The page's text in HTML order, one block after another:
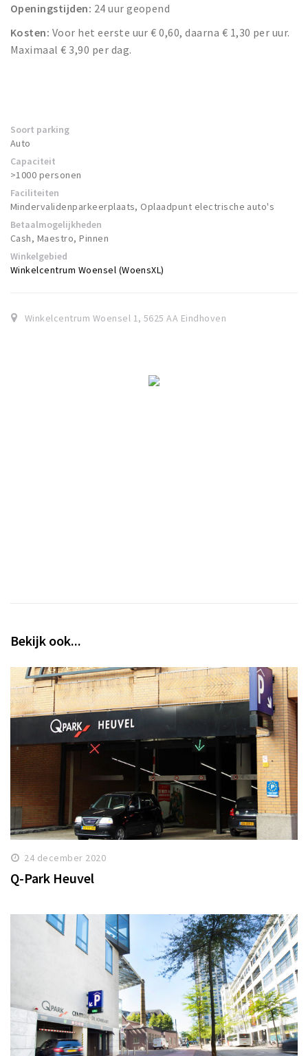
Openingstijden: 24 uur geopend
Kosten: Voor het eerste uur € 0,60, daarna € 1,30 per uur.
Maximaal € 3,90 per dag.
Soort parking
Auto
Capaciteit
>1000 personen
Faciliteiten
Mindervalidenparkeerplaats, Oplaadpunt electrische auto's
Betaalmogelijkheden
Cash, Maestro, Pinnen
Winkelgebied
Winkelcentrum Woensel (WoensXL)
Winkelcentrum Woensel 1, 5625 AA Eindhoven
Bekijk ook...
24 december 2020
Q-Park Heuvel